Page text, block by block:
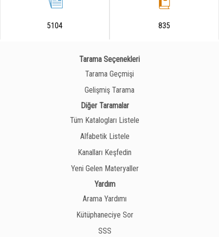
5104 835
Tarama Seçenekleri
Tarama Geçmişi
Gelişmiş Tarama
Diğer Taramalar
Tüm Katalogları Listele
Alfabetik Listele
Kanalları Keşfedin
Yeni Gelen Materyaller
Yardım
Arama Yardımı
Kütüphaneciye Sor
SSS